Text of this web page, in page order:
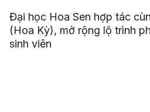
Đại học Hoa Sen hợp tác
(Hoa Kỳ), mở rộng lộ trình
sinh viên